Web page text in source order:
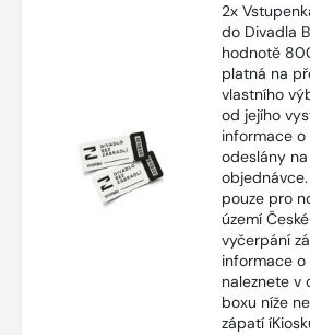
2x
do Divadla
hodnotě
platná na
vlastního
od jejího
informace
odeslány
pouze pro
území
vyčerpání
informace
naleznete v
boxu níže
zápatí